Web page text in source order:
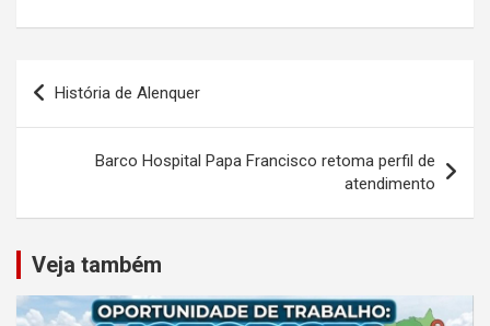
Navegação
de
História de Alenquer
Barco Hospital Papa Francisco retoma perfil de
atendimento
Veja também